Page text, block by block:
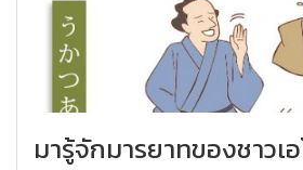
มารู้จักมารยาทของชาวเ